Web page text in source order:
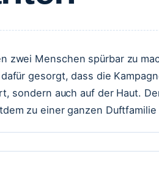
zwei Menschen spürbar zu
gesorgt, dass die
sondern auch auf der Haut.
zu einer ganzen